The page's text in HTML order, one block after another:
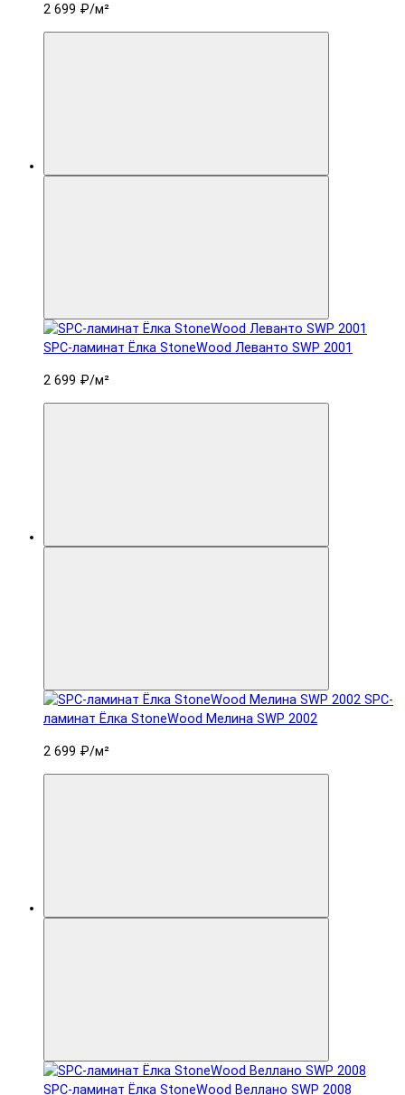
2 699 ₽/м²
SPC-ламинат Ëлка StoneWood Леванто SWP 2001
2 699 ₽/м²
SPC-
ламинат Ëлка StoneWood Мелина SWP 2002
2 699 ₽/м²
SPC-ламинат Ëлка StoneWood Веллано SWP 2008